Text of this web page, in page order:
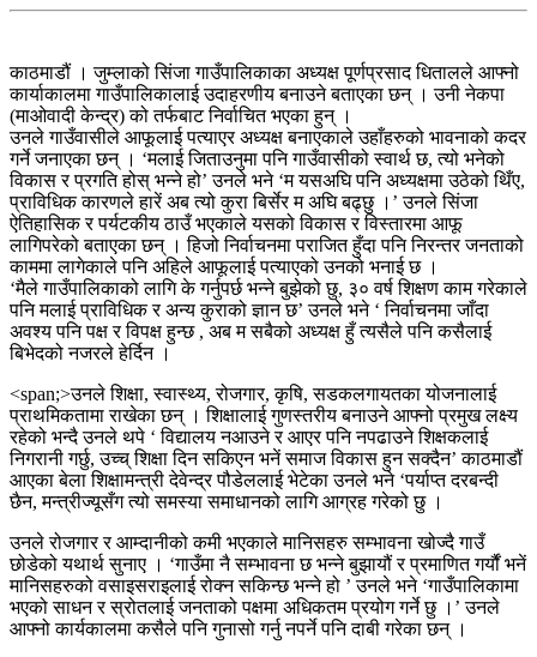
काठमाडौं । जुम्लाको सिंजा गाउँपालिकाका अध्यक्ष पूर्णप्रसाद धितालले आफ्नो
कार्याकालमा गाउँपालिकालाई उदाहरणीय बनाउने बताएका छन् । उनी नेकपा
(माओवादी केन्द्र) को तर्फबाट निर्वाचित भएका हुन् ।
उनले गाउँवासीले आफूलाई पत्याएर अध्यक्ष बनाएकाले उहाँहरुको भावनाको कदर
गर्ने जनाएका छन् । ‘मलाई जिताउनुमा पनि गाउँवासीको स्वार्थ छ, त्यो भनेको
विकास र प्रगति होस् भन्ने हो’ उनले भने ‘म यसअघि पनि अध्यक्षमा उठेको थिँए,
प्राविधिक कारणले हारें अब त्यो कुरा बिर्सेर म अघि बढ्छु ।’ उनले सिंजा
ऐतिहासिक र पर्यटकीय ठाउँ भएकाले यसको विकास र विस्तारमा आफू
लागिपरेको बताएका छन् । हिजो निर्वाचनमा पराजित हुँदा पनि निरन्तर जनताको
काममा लागेकाले पनि अहिले आफूलाई पत्याएको उनको भनाई छ ।
‘मैले गाउँपालिकाको लागि के गर्नुपर्छ भन्ने बुझेको छु, ३० वर्ष शिक्षण काम गरेकाले
पनि मलाई प्राविधिक र अन्य कुराको ज्ञान छ’ उनले भने ‘ निर्वाचनमा जाँदा
अवश्य पनि पक्ष र विपक्ष हुन्छ , अब म सबैको अध्यक्ष हुँ त्यसैले पनि कसैलाई
बिभेदको नजरले हेर्दिन ।
<span;>उनले शिक्षा, स्वास्थ्य, रोजगार, कृषि, सडकलगायतका योजनालाई
प्राथमिकतामा राखेका छन् । शिक्षालाई गुणस्तरीय बनाउने आफ्नो प्रमुख लक्ष्य
रहेको भन्दै उनले थपे ‘ विद्यालय नआउने र आएर पनि नपढाउने शिक्षकलाई
निगरानी गर्छु, उच्च् शिक्षा दिन सकिएन भनें समाज विकास हुन सक्दैन’ काठमाडौं
आएका बेला शिक्षामन्त्री देवेन्द्र पौडेललाई भेटेका उनले भने ‘पर्याप्त दरबन्दी
छैन, मन्त्रीज्यूसँग त्यो समस्या समाधानको लागि आग्रह गरेको छु ।
उनले रोजगार र आम्दानीको कमी भएकाले मानिसहरु सम्भावना खोज्दै गाउँ
छोडेको यथार्थ सुनाए । ‘गाउँमा नै सम्भावना छ भन्ने बुझायौं र प्रमाणित गर्यौं भनें
मानिसहरुको वसाइसराइलाई रोक्न सकिन्छ भन्ने हो ’ उनले भने ‘गाउँपालिकामा
भएको साधन र स्रोतलाई जनताको पक्षमा अधिकतम प्रयोग गर्ने छु ।’ उनले
आफ्नो कार्यकालमा कसैले पनि गुनासो गर्नु नपर्ने पनि दाबी गरेका छन् ।